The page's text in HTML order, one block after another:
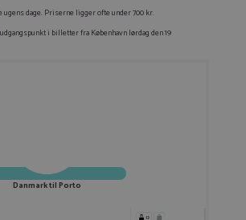
ugens dage. Priserne ligger ofte under 700 kr.
i billetter fra København lørdag den 19
Danmark til Porto